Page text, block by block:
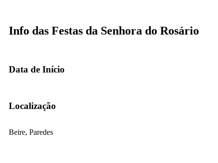
Info das Festas da Senhora do Rosário
Data de Início
Localização
Beire, Paredes